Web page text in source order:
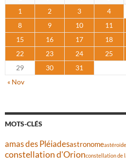
1
2 3 4
8
9 10 11
15
16 17 18
22
23 24 25
29
30
31
« Nov
MOTS-CLÉS
amas des Pléiadesastronomeastéroïde
constellation d'Orionconstellation de